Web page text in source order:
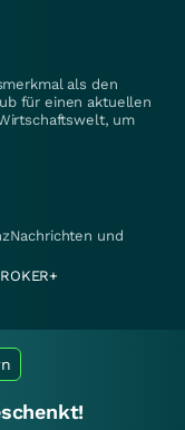
als den
für einen aktuellen
um
und